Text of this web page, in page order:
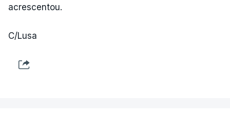
acrescentou.
C/Lusa